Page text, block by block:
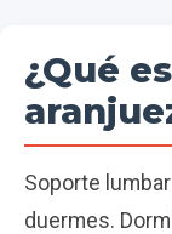
¿Qué
Soporte
duermes.